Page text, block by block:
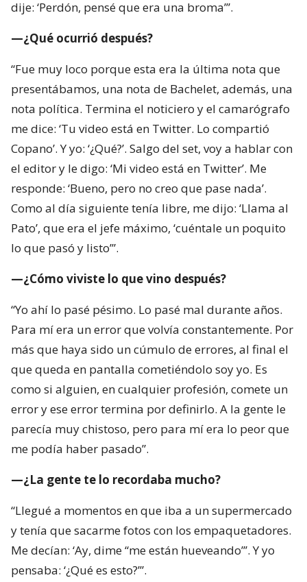
dije: ‘Perdón, pensé que era una broma’”.
—¿Qué ocurrió después?
“Fue muy loco porque esta era la última nota que
presentábamos, una nota de Bachelet, además, una
nota política. Termina el noticiero y el camarógrafo
me dice: ‘Tu video está en Twitter. Lo compartió
Copano’. Y yo: ‘¿Qué?’. Salgo del set, voy a hablar con
el editor y le digo: ‘Mi video está en Twitter’. Me
responde: ‘Bueno, pero no creo que pase nada’.
Como al día siguiente tenía libre, me dijo: ‘Llama al
Pato’, que era el jefe máximo, ‘cuéntale un poquito
lo que pasó y listo’”.
—¿Cómo viviste lo que vino después?
“Yo ahí lo pasé pésimo. Lo pasé mal durante años.
Para mí era un error que volvía constantemente. Por
más que haya sido un cúmulo de errores, al final el
que queda en pantalla cometiéndolo soy yo. Es
como si alguien, en cualquier profesión, comete un
error y ese error termina por definirlo. A la gente le
parecía muy chistoso, pero para mí era lo peor que
me podía haber pasado”.
—¿La gente te lo recordaba mucho?
“Llegué a momentos en que iba a un supermercado
y tenía que sacarme fotos con los empaquetadores.
Me decían: ‘Ay, dime “me están hueveando”’. Y yo
pensaba: ‘¿Qué es esto?’”.